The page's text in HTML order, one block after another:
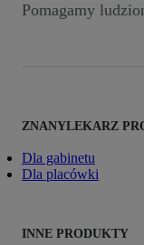
Pomagamy
ZNANYLEKARZ
Dla gabinetu
Dla placówki
INNE PRODUKTY